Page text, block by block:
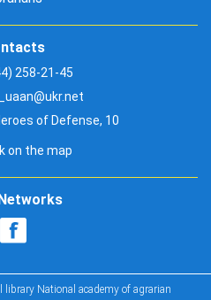
258-21-45
of Defense, 10
on the map
National academy of agrarian